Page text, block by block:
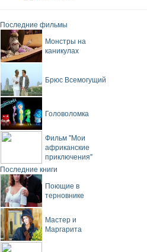
Последние фильмы
Монстры на
каникулах
Брюс Всемогущий
Головоломка
Фильм "Мои
африканские
приключения"
Последние книги
Поющие в
терновнике
Мастер и
Маргарита